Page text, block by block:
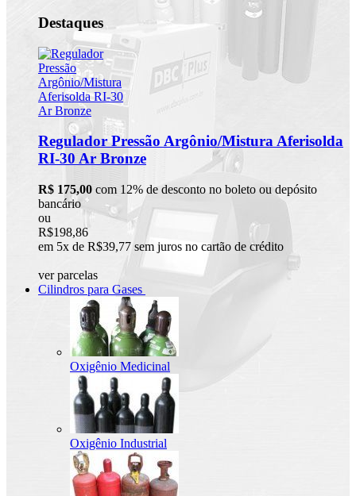
Destaques
Regulador Pressão Argônio/Mistura Aferisolda
RI-30 Ar Bronze
R$ 175,00 com 12% de desconto no boleto ou depósito
bancário
ou
R$198,86
em 5x de R$39,77 sem juros no cartão de crédito
ver parcelas
Cilindros para Gases
Oxigênio Medicinal
Oxigênio Industrial